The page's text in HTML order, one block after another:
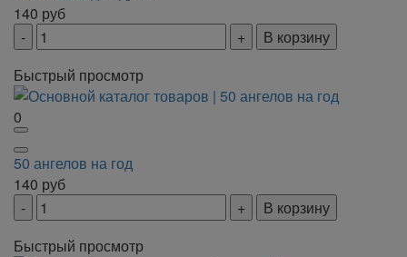
140 руб
В корзину
Быстрый просмотр
0
50 ангелов на год
140 руб
В корзину
Быстрый просмотр